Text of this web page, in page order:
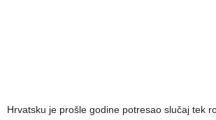
Hrvatsku je prošle godine potresao slučaj tek